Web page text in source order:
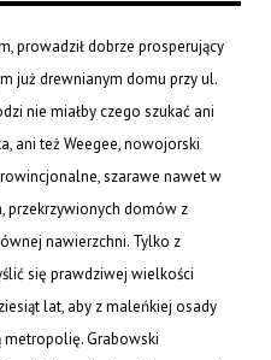
prowadził dobrze prosperujący
już drewnianym domu przy ul.
nie miałby czego szukać ani
ani też Weegee, nowojorski
szarawe nawet w
przekrzywionych domów z
nawierzchni. Tylko z
się prawdziwej wielkości
lat, aby z maleńkiej osady
metropolię. Grabowski